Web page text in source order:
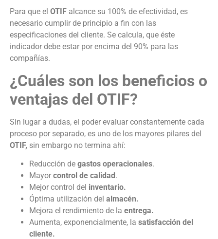
Para que el OTIF alcance su 100% de efectividad, es
necesario cumplir de principio a fin con las
especificaciones del cliente. Se calcula, que éste
indicador debe estar por encima del 90% para las
compañías.
¿Cuáles son los beneficios o
ventajas del OTIF?
Sin lugar a dudas, el poder evaluar constantemente cada
proceso por separado, es uno de los mayores pilares del
OTIF, sin embargo no termina ahí:
Reducción de gastos operacionales.
Mayor control de calidad .
Mejor control del inventario.
Óptima utilización del almacén.
Mejora el rendimiento de la entrega.
Aumenta, exponencialmente, la satisfacción del
cliente.